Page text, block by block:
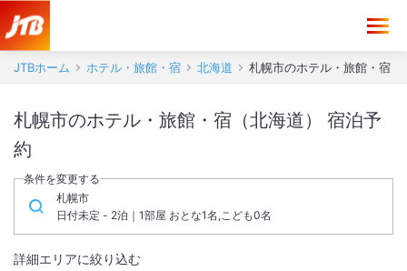
JTBホーム ホテル・旅館・宿 北海道 札幌市のホテル・旅館・宿
札幌市のホテル・旅館・宿（北海道） 宿泊予
約
条件を変更する
札幌市
日付未定 - 2泊｜1部屋 おとな1名,こども0名
詳細エリアに絞り込む